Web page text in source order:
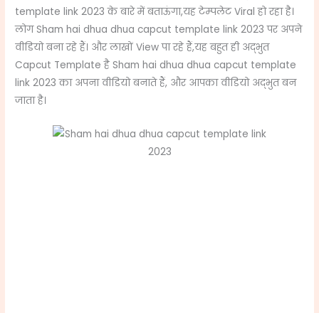
template link 2023के बारे में बताऊंगा,यह टेम्पलेट Viral हो रहा है।
लोग Sham hai dhua dhua capcut template link 2023 पर अपने
वीडियो बना रहे हैं। और लाखों View पा रहे हैं,यह बहुत ही अद्भुत
Capcut Template है Sham hai dhua dhua capcut template
link 2023 का अपना वीडियो बनाते हैं, और आपका वीडियो अद्भुत बन
जाता है।